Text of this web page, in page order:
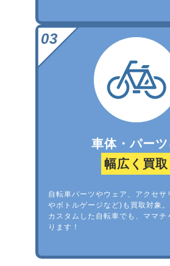
車体・パーツ
幅広く買取
自転車パーツやウェア、アクセサ
やボトルゲージなど)も買取対象。
カスタムした自転車でも、ママチ
ります！